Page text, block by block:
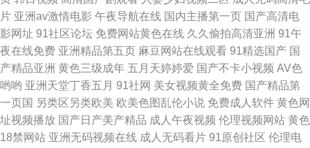
片 亚洲av激情电影 午夜导航在线 国内主播第一页 国产高清电
影网址 91社区论坛 免费网站黄色在线 久久偷拍高清亚洲 91午
夜在线免费 亚洲精品第五页 麻豆网站在线观看 91精选国产 国
产精品亚洲 黄色三级成年 五月天婷婷爱 国产不卡小视频 AV色
哟哟 亚洲天堂丁香五月 91社网 美女视频黄全免费 国产精品第
一页国 另类区另类欧美 欧美色图乱伦小说 免费成人软件 黄色网
址视频播放 国产日产美产精品 成人午夜视频 伦理视频网站 黄色
18禁网站 亚洲无码视频在线 成人无码看片 91原创社区 伦理电